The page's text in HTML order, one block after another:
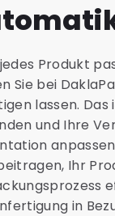
Produkt
Sie bei
lassen.
und Ihre
Ihr
in